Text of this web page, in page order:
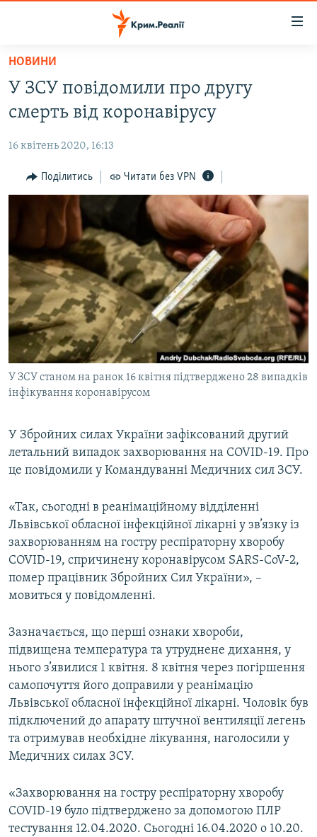
Перейти
основного
матеріалу
Перейти
до
навігації
Перейти
ВІДЕО ТА ФОТО
ПОЛІТИКА
БЛОГИ
ІНТЕРВ'Ю
ВСЕ ЗА ДЕНЬ
СПЕЦПРОЕКТИ
ДЕПОРТАЦІЯ
ВІДЕОУРОКИ «ELIFBE»
СВІДЧЕННЯ ОКУПАЦІЇ
УКРАЇНСЬКА ПРОБЛЕМА КРИМУ
ЯК ОБІЙТИ БЛОКУВАННЯ
Русский
Qırımtatar
Усі сайти RFE/RL
НОВИНИ
У ЗСУ повідомили про другу
смерть від коронавірусу
16 квітень 2020, 16:13
Поділитись Читати без VPN
У ЗСУ станом на ранок 16 квітня підтверджено 28 випадків
інфікування коронавірусом
У Збройних силах України зафіксований другий
летальний випадок захворювання на COVID-19. Про
це повідомили у Командуванні Медичних сил ЗСУ.
«Так, сьогодні в реанімаційному відділенні
Львівської обласної інфекційної лікарні у зв’язку із
захворюванням на гостру респіраторну хворобу
COVID-19, спричинену коронавірусом SARS-CoV-2,
помер працівник Збройних Сил України», –
мовиться у повідомленні.
Зазначається, що перші ознаки хвороби,
підвищена температура та утруднене дихання, у
нього з’явилися 1 квітня. 8 квітня через погіршення
самопочуття його доправили у реанімацію
Львівської обласної інфекційної лікарні. Чоловік був
підключений до апарату штучної вентиляції легень
та отримував необхідне лікування, наголосили у
Медичних силах ЗСУ.
«Захворювання на гостру респіраторну хворобу
COVID-19 було підтверджено за допомогою ПЛР
тестування 12.04.2020. Сьогодні 16.04.2020 о 10.20.